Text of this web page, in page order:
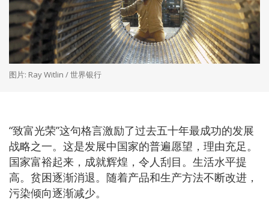
图片: Ray Witlin / 世界银行
“致富光荣”这句格言激励了过去五十年最成功的发展
战略之一。这是发展中国家的普遍愿望，理由充足。
国家富裕起来，成就辉煌，令人刮目。生活水平提
高。贫困逐渐消退。随着产品和生产方法不断改进，
污染倾向逐渐减少。